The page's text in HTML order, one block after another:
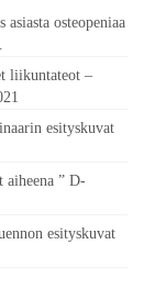
osteopeniaa
liikuntateot –
esityskuvat
aiheena ” D-
esityskuvat